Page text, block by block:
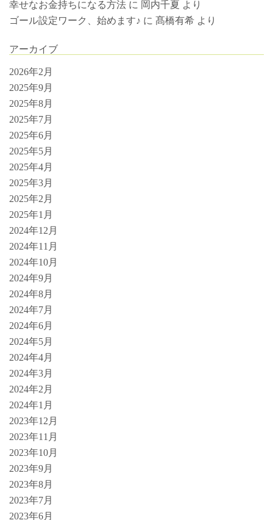
幸せなお金持ちになる方法 に 岡内千夏 より
ゴール設定ワーク、始めます♪ に 髙橋有希 より
アーカイブ
2026年2月
2025年9月
2025年8月
2025年7月
2025年6月
2025年5月
2025年4月
2025年3月
2025年2月
2025年1月
2024年12月
2024年11月
2024年10月
2024年9月
2024年8月
2024年7月
2024年6月
2024年5月
2024年4月
2024年3月
2024年2月
2024年1月
2023年12月
2023年11月
2023年10月
2023年9月
2023年8月
2023年7月
2023年6月